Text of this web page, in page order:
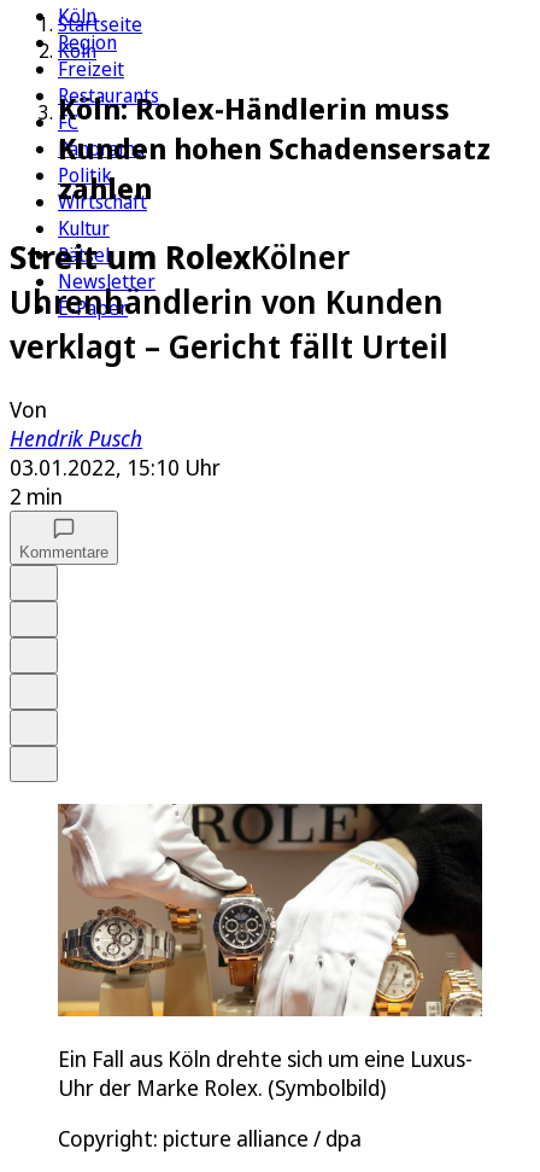
Köln
Region
Freizeit
Restaurants
FC
Panorama
Politik
Wirtschaft
Kultur
Rätsel
Newsletter
E-Paper
Startseite
Köln
Köln: Rolex-Händlerin muss
Kunden hohen Schadensersatz
zahlen
Streit um RolexKölner
Uhrenhändlerin von Kunden
verklagt – Gericht fällt Urteil
Von
Hendrik Pusch
03.01.2022, 15:10 Uhr
2 min
Kommentare
Ein Fall aus Köln drehte sich um eine Luxus-
Uhr der Marke Rolex. (Symbolbild)
Copyright: picture alliance / dpa